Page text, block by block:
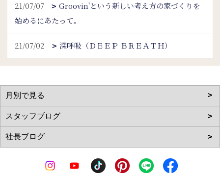
21/07/07
Groovin'という新しい考え方の家づくりを
始めるにあたって。
21/07/02 深呼吸（ＤＥＥＰ ＢＲＥＡＴＨ）